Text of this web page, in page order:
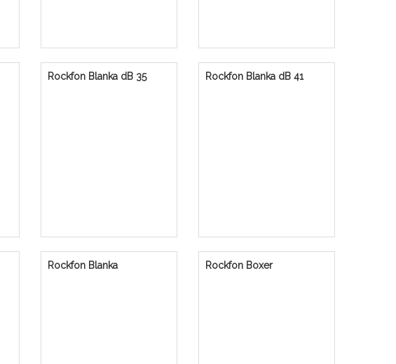
Rockfon Blanka dB 35 Rockfon Blanka dB 41
Rockfon Blanka Rockfon Boxer